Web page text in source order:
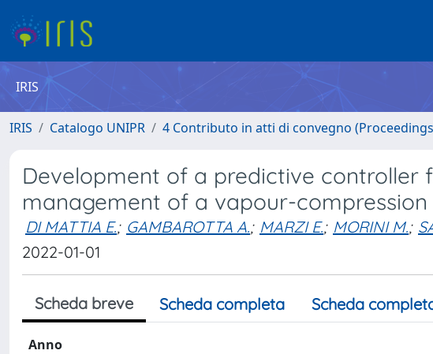
IRIS
IRIS Catalogo UNIPR 4 Contributo in atti di convegno
Development of a predictive controller
management of a vapour-
DI MATTIA E.; GAMBAROTTA A.; MARZI E.; MORINI M.;
2022-01-01
Scheda breve Scheda completa Scheda
Anno